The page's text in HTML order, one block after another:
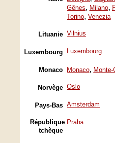
Gênes, Milano,
Torino, Venezia
Lituanie Vilnius
Luxembourg Luxembourg
Monaco Monaco, Monte-
Norvège Oslo
Pays-Bas Amsterdam
République
tchèque
Praha